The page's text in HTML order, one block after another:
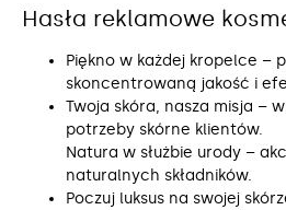
Hasła reklamowe
Piękno w każdej kropelce –
skoncentrowaną jakość i
Twoja skóra, nasza misja –
potrzeby skórne klientów.
Natura w służbie urody –
naturalnych składników.
Poczuj luksus na swojej